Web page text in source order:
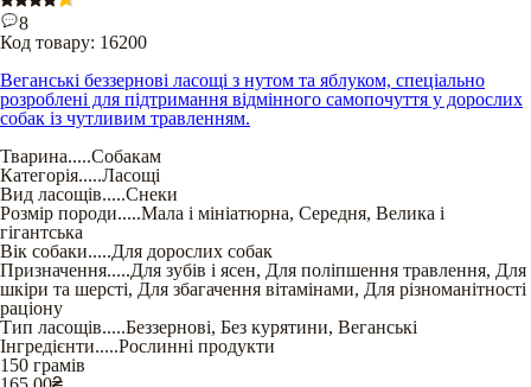
8
Код товару: 16200
Веганські беззернові ласощі з нутом та яблуком, спеціально
розроблені для підтримання відмінного самопочуття у дорослих
собак із чутливим травленням.
Тварина.....Собакам
Категорія.....Ласощі
Вид ласощів.....Снеки
Розмір породи.....Мала і мініатюрна, Середня, Велика і
гігантська
Вік собаки.....Для дорослих собак
Призначення.....Для зубів і ясен, Для поліпшення травлення, Для
шкіри та шерсті, Для збагачення вітамінами, Для різноманітності
раціону
Тип ласощів.....Беззернові, Без курятини, Веганські
Інгредієнти.....Рослинні продукти
150 грамів